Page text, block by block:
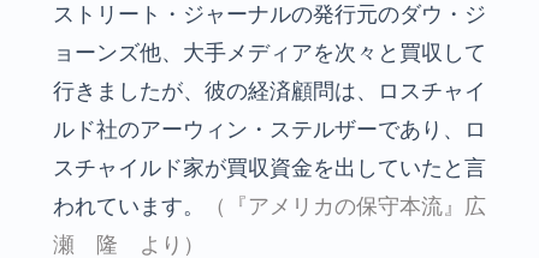
ストリート・ジャーナルの発行元のダウ・ジ
ョーンズ他、大手メディアを次々と買収して
行きましたが、彼の経済顧問は、ロスチャイ
ルド社のアーウィン・ステルザーであり、ロ
スチャイルド家が買収資金を出していたと言
われています。
（『アメリカの保守本流』広
瀬 隆 より）